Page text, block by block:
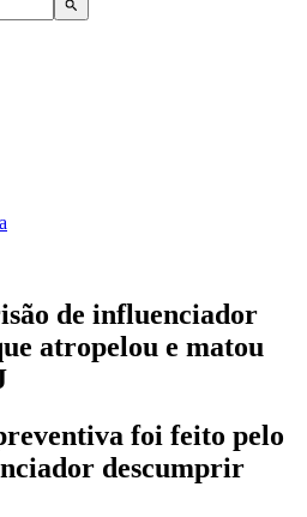
de influenciador
atropelou e matou
foi feito pelo
descumprir